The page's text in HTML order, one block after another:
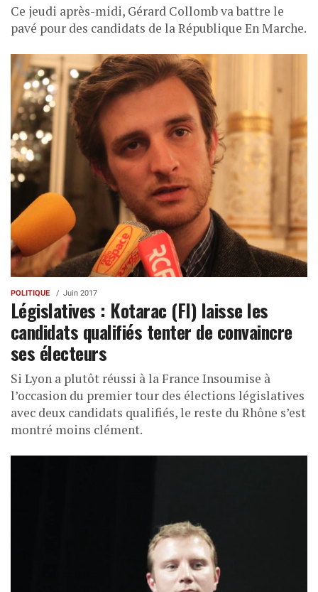
Ce jeudi après-midi, Gérard Collomb va battre le
pavé pour des candidats de la République En Marche.
POLITIQUE Juin 2017
Législatives : Kotarac (FI) laisse les
candidats qualifiés tenter de convaincre
ses électeurs
Si Lyon a plutôt réussi à la France Insoumise à
l’occasion du premier tour des élections législatives
avec deux candidats qualifiés, le reste du Rhône s’est
montré moins clément.